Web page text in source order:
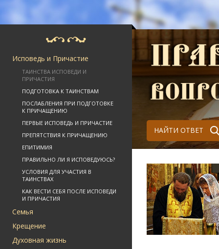
Исповедь и Причастие
ТАИНСТВА ИСПОВЕДИ И
ПРИЧАСТИЯ
ПОДГОТОВКА К ТАИНСТВАМ
ПОСЛАБЛЕНИЯ ПРИ ПОДГОТОВКЕ
К ПРИЧАЩЕНИЮ
ПЕРВЫЕ ИСПОВЕДЬ И ПРИЧАСТИЕ
ПРЕПЯТСТВИЯ К ПРИЧАЩЕНИЮ
ЕПИТИМИЯ
ПРАВИЛЬНО ЛИ Я ИСПОВЕДУЮСЬ?
УСЛОВИЯ ДЛЯ УЧАСТИЯ В
ТАИНСТВАХ
КАК ВЕСТИ СЕБЯ ПОСЛЕ ИСПОВЕДИ
И ПРИЧАСТИЯ
Семья
Крещение
Духовная жизнь
НАЙТИ ОТВЕТ